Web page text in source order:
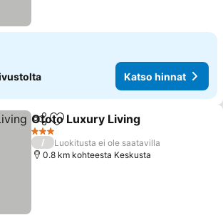
Katso hinnat
Jaa Lisää suosikkeihin
Ototo Luxury Living
3 Tähtiluokitus
/
Luokitusta ei ole saatavilla
0.8 km kohteesta Keskusta